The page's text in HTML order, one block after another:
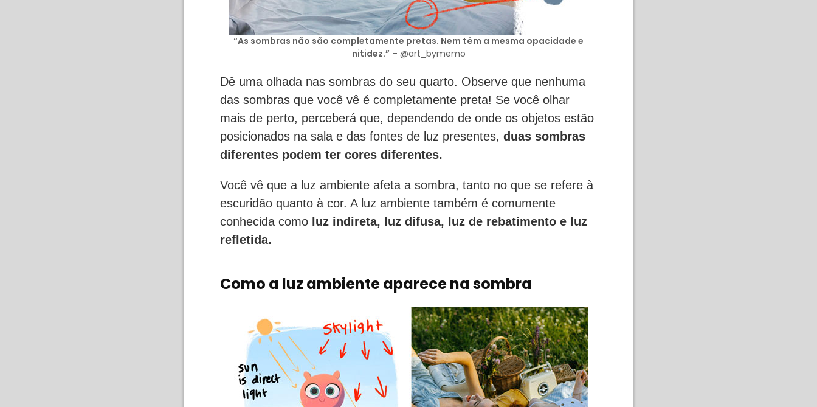
“As sombras não são completamente pretas. Nem têm a mesma opacidade e
nitidez.” – @art_bymemo
Dê uma olhada nas sombras do seu quarto. Observe que nenhuma
das sombras que você vê é completamente preta! Se você olhar
mais de perto, perceberá que, dependendo de onde os objetos estão
posicionados na sala e das fontes de luz presentes, duas sombras
diferentes podem ter cores diferentes.
Você vê que a luz ambiente afeta a sombra, tanto no que se refere à
escuridão quanto à cor. A luz ambiente também é comumente
conhecida como luz indireta, luz difusa, luz de rebatimento e luz
refletida.
Como a luz ambiente aparece na sombra